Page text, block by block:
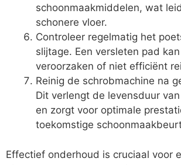
schoonmaakmiddelen, wat
schonere vloer.
Controleer regelmatig het
slijtage. Een versleten pad
veroorzaken of niet efficiënt
Reinig de schrobmachine na
Dit verlengt de levensduur
en zorgt voor optimale
toekomstige
Effectief onderhoud is cruciaal voor